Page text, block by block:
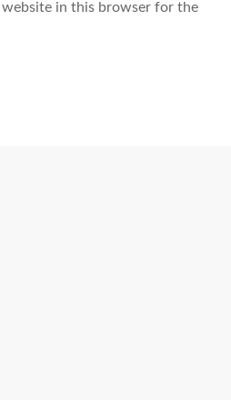
website in this browser for the